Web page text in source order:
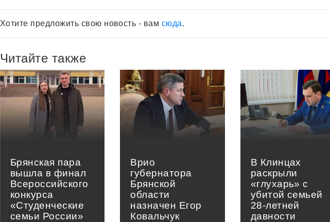
Хотите предложить свою новость - вам сюда.
Читайте также
Брянская пара
вышла в финал
Всероссийского
конкурса
«Студенческие
семьи России»
Врио
губернатора
Брянской
области
назначен Егор
Ковальчук
В Клинцах
раскрыли
«глухарь» с
убитой семьей
28-летней
давности